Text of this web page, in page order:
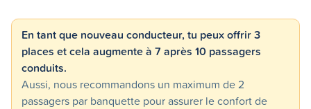
En tant que nouveau conducteur, tu peux offrir 3
places et cela augmente à 7 après 10 passagers
conduits.
Aussi, nous recommandons un maximum de 2
passagers par banquette pour assurer le confort de